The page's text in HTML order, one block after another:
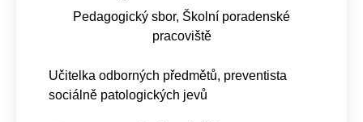
Pedagogický sbor, Školní poradenské
pracoviště
Učitelka odborných předmětů, preventista
sociálně patologických jevů